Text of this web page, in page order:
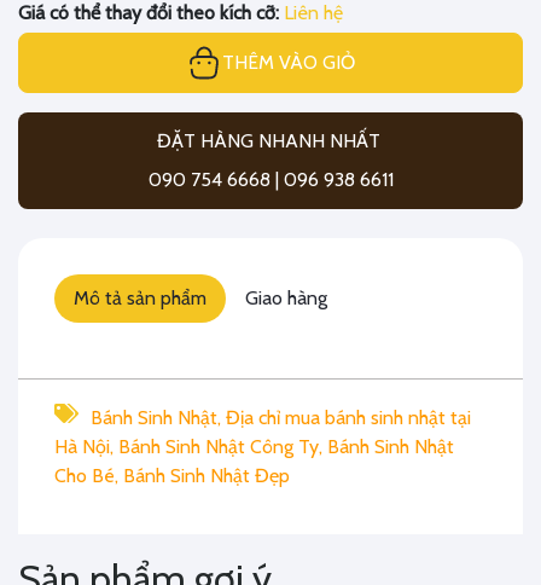
Giá có thể thay đổi theo kích cỡ: Liên hệ
THÊM VÀO GIỎ
ĐẶT HÀNG NHANH NHẤT
090 754 6668 | 096 938 6611
Mô tả sản phẩm Giao hàng
Bánh Sinh Nhật, Địa chỉ mua bánh sinh nhật tại
Hà Nội, Bánh Sinh Nhật Công Ty, Bánh Sinh Nhật
Cho Bé, Bánh Sinh Nhật Đẹp